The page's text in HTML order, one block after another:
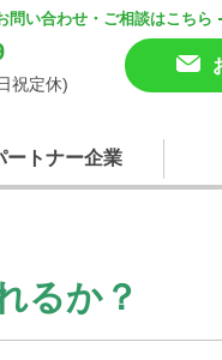
問い合わせ・ご相談はこちら
祝定休)
ートナー企業
るか？